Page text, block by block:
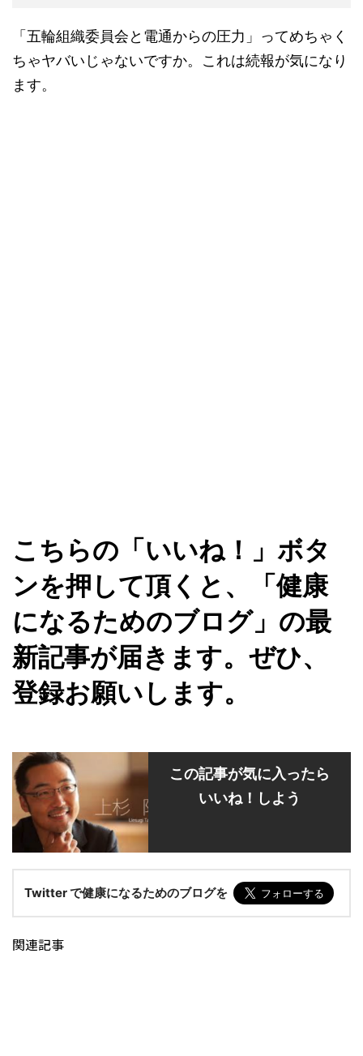
「五輪組織委員会と電通からの圧力」ってめちゃく
ちゃヤバいじゃないですか。これは続報が気になり
ます。
こちらの「いいね！」ボタ
ンを押して頂くと、「健康
になるためのブログ」の最
新記事が届きます。ぜひ、
登録お願いします。
この記事が気に入ったら
いいね！しよう
Twitter で健康になるためのブログを
関連記事